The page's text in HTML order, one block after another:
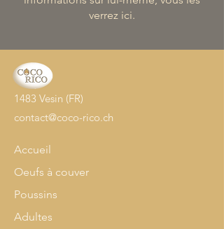
verrez ici.
1483 Vesin (FR)
contact@coco-rico.ch
Accueil
Oeufs à couver
Poussins
Adultes